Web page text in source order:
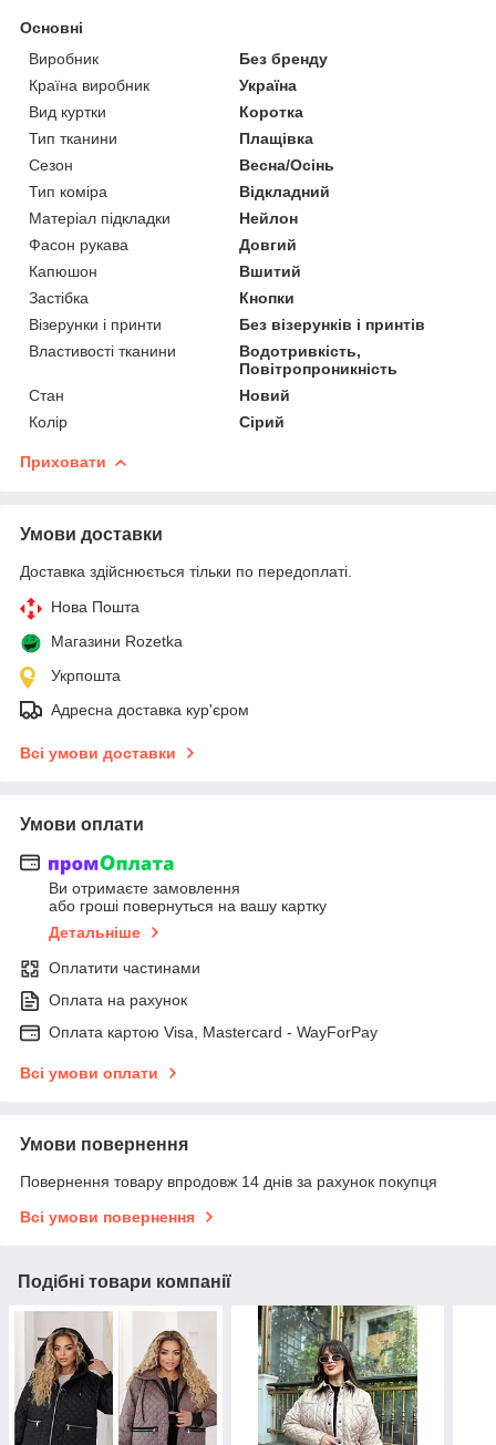
Основні
Виробник
Без бренду
Країна виробник
Україна
Вид куртки
Коротка
Тип тканини
Плащівка
Сезон
Весна/Осінь
Тип коміра
Відкладний
Матеріал підкладки
Нейлон
Фасон рукава
Довгий
Капюшон
Вшитий
Застібка
Кнопки
Візерунки і принти
Без візерунків і принтів
Властивості тканини
Водотривкість,
Повітропроникність
Стан
Новий
Колір
Сірий
Приховати
Умови доставки
Доставка здійснюється тільки по передоплаті.
Нова Пошта
Магазини Rozetka
Укрпошта
Адресна доставка кур'єром
Всі умови доставки
Умови оплати
Ви отримаєте замовлення
або гроші повернуться на вашу картку
Детальніше
Оплатити частинами
Оплата на рахунок
Оплата картою Visa, Mastercard - WayForPay
Всі умови оплати
Умови повернення
Повернення товару впродовж 14 днів за рахунок покупця
Всі умови повернення
Подібні товари компанії